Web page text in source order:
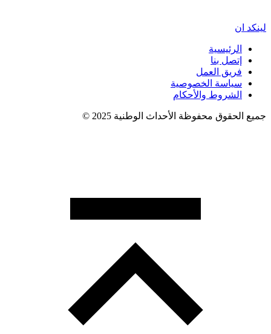
لينكد ان
الرئيسية
إتصل بنا
فريق العمل
سياسة الخصوصية
الشروط والأحكام
جميع الحقوق محفوظة الأحداث الوطنية 2025 ©